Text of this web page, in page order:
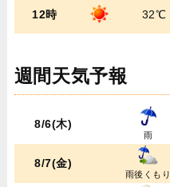
12時 32℃
週間天気予報
8/6(木)
雨
8/7(金)
雨後くもり